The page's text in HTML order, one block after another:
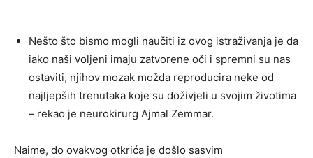
Nešto što bismo mogli naučiti iz ovog istraživanja je da
iako naši voljeni imaju zatvorene oči i spremni su nas
ostaviti, njihov mozak možda reproducira neke od
najljepših trenutaka koje su doživjeli u svojim životima
– rekao je neurokirurg Ajmal Zemmar.
Naime, do ovakvog otkrića je došlo sasvim